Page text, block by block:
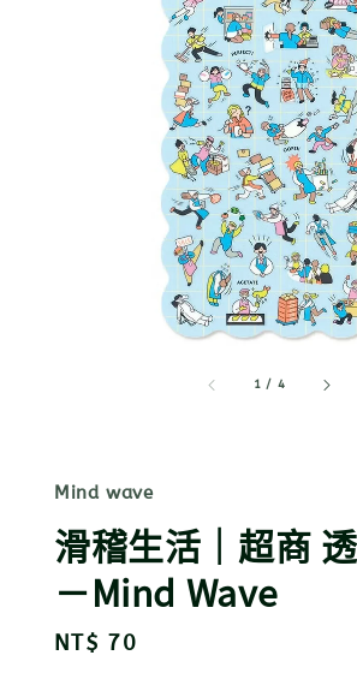
1 / 4
Mind wave
滑稽生活｜超商
－Mind Wave
Regular
NT$ 70